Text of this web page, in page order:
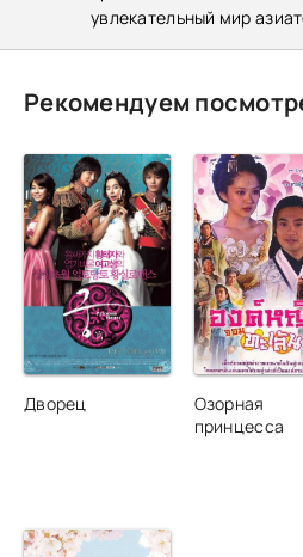
увлекательный мир
Рекомендуем
Дворец
Озорная
принцесса